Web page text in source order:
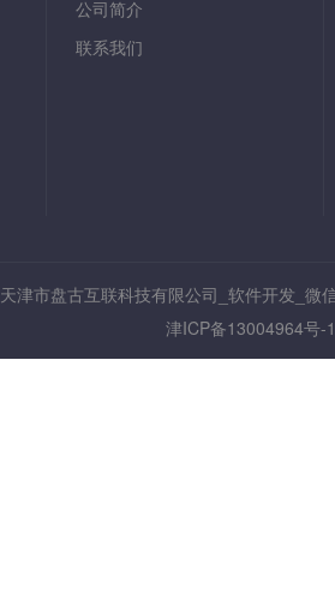
公司简介
联系我们
天津市盘古互联科技有限公司_软件开发_微
津ICP备13004964号-1